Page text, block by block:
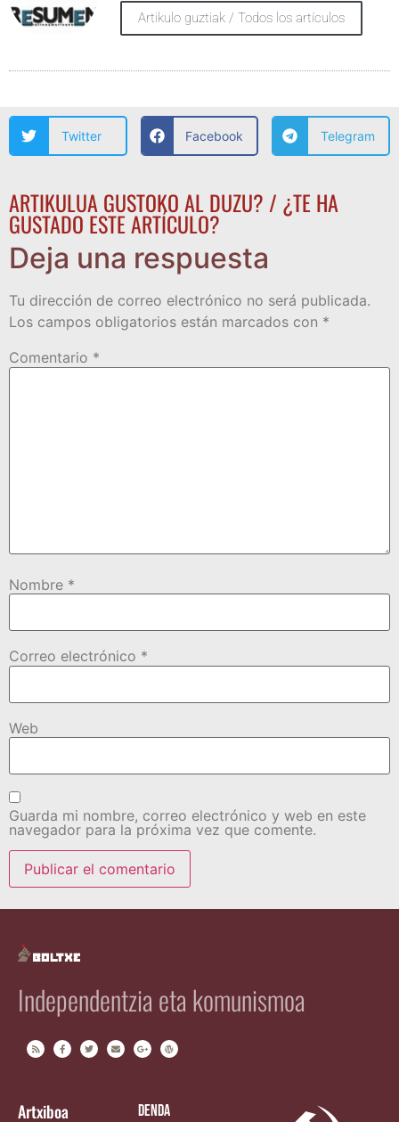
Artikulo guztiak / Todos los artículos
Twitter Facebook Telegram
ARTIKULUA GUSTOKO AL DUZU? / ¿TE HA
GUSTADO ESTE ARTÍCULO?
Deja una respuesta
Tu dirección de correo electrónico no será publicada.
Los campos obligatorios están marcados con *
Comentario *
Nombre *
Correo electrónico *
Web
Guarda mi nombre, correo electrónico y web en este
navegador para la próxima vez que comente.
Independentzia eta komunismoa
Artxiboa Denda